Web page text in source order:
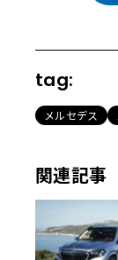
tag:
メルセデス
関連記事